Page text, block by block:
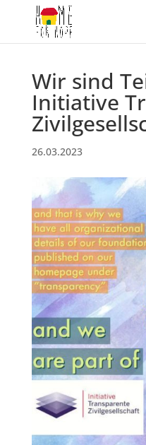
Wir sind
Initiative
26.03.2023